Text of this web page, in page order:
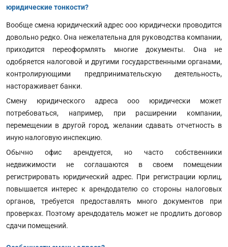
юридические тонкости?
Вообще смена юридический адрес ооо юридически проводится
довольно редко. Она нежелательна для руководства компании,
приходится переоформлять многие документы. Она не
одобряется налоговой и другими государственными органами,
контролирующими предпринимательскую деятельность,
настораживает банки.
Смену юридического адреса ооо юридически может
потребоваться, например, при расширении компании,
перемещении в другой город, желании сдавать отчетность в
иную налоговую инспекцию.
Обычно офис арендуется, но часто собственники
недвижимости не соглашаются в своем помещении
регистрировать юридический адрес. При регистрации юрлиц,
повышается интерес к арендодателю со стороны налоговых
органов, требуется предоставлять много документов при
проверках. Поэтому арендодатель может не продлить договор
сдачи помещений.